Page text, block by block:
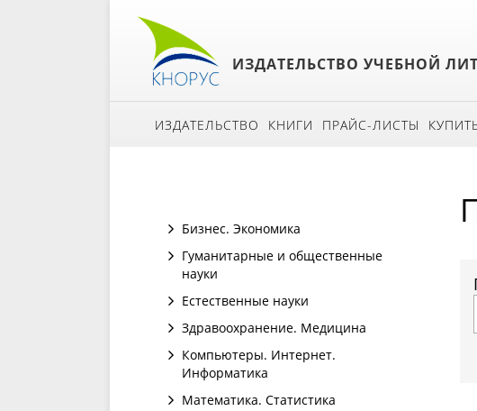
ИЗДАТЕЛЬСТВО УЧЕБНОЙ
ИЗДАТЕЛЬСТВО КНИГИ ПРАЙС-ЛИСТЫ
Бизнес. Экономика
Гуманитарные и общественные
науки
Естественные науки
Здравоохранение. Медицина
Компьютеры. Интернет.
Информатика
Математика. Статистика